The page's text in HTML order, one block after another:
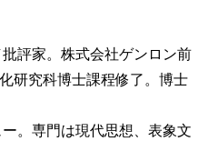
評家。株式会社ゲンロン前
研究科博士課程修了。博士
。専門は現代思想、表象文